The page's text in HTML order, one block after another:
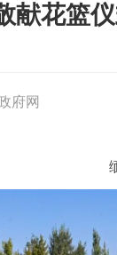
献花篮
府网